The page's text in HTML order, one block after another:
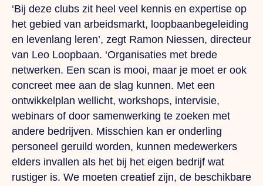
‘Bij deze clubs zit heel veel kennis en expertise op
het gebied van arbeidsmarkt, loopbaanbegeleiding
en levenlang leren’, zegt Ramon Niessen, directeur
van Leo Loopbaan. ‘Organisaties met brede
netwerken. Een scan is mooi, maar je moet er ook
concreet mee aan de slag kunnen. Met een
ontwikkelplan wellicht, workshops, intervisie,
webinars of door samenwerking te zoeken met
andere bedrijven. Misschien kan er onderling
personeel geruild worden, kunnen medewerkers
elders invallen als het bij het eigen bedrijf wat
rustiger is. We moeten creatief zijn, de beschikbare